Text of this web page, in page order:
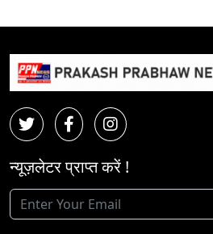
न्यूज़लेटर प्राप्त करें !